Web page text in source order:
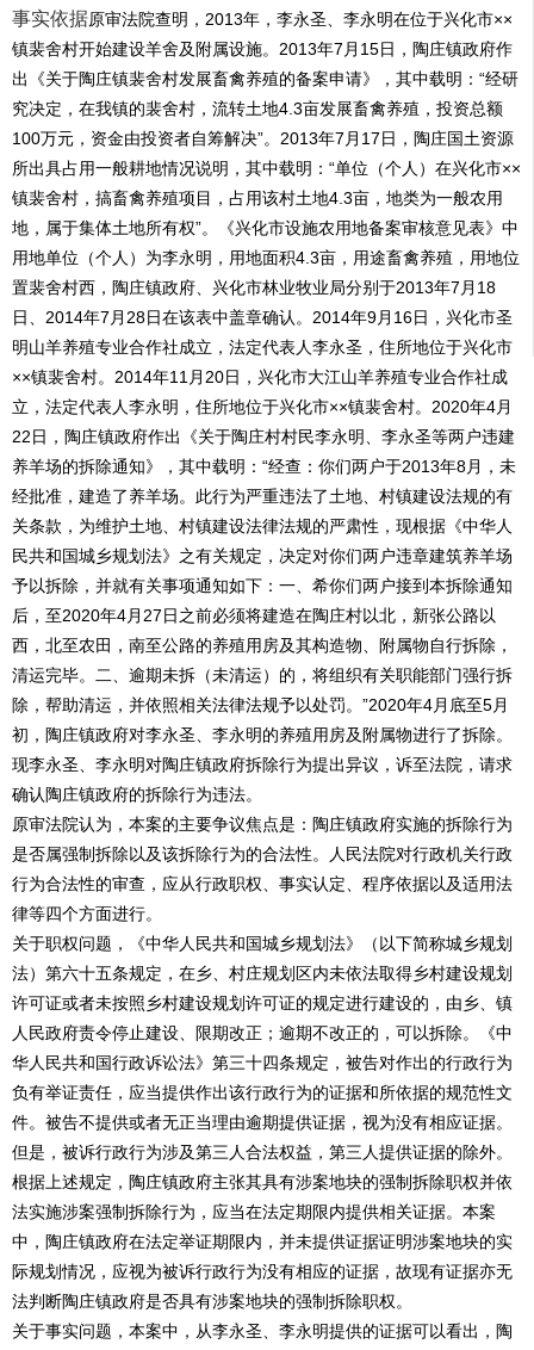
事实依据原审法院查明，2013年，李永圣、李永明在位于兴化市××
镇裴舍村开始建设羊舍及附属设施。2013年7月15日，陶庄镇政府作
出《关于陶庄镇裴舍村发展畜禽养殖的备案申请》，其中载明：“经研
究决定，在我镇的裴舍村，流转土地4.3亩发展畜禽养殖，投资总额
100万元，资金由投资者自筹解决”。2013年7月17日，陶庄国土资源
所出具占用一般耕地情况说明，其中载明：“单位（个人）在兴化市××
镇裴舍村，搞畜禽养殖项目，占用该村土地4.3亩，地类为一般农用
地，属于集体土地所有权”。《兴化市设施农用地备案审核意见表》中
用地单位（个人）为李永明，用地面积4.3亩，用途畜禽养殖，用地位
置裴舍村西，陶庄镇政府、兴化市林业牧业局分别于2013年7月18
日、2014年7月28日在该表中盖章确认。2014年9月16日，兴化市圣
明山羊养殖专业合作社成立，法定代表人李永圣，住所地位于兴化市
××镇裴舍村。2014年11月20日，兴化市大江山羊养殖专业合作社成
立，法定代表人李永明，住所地位于兴化市××镇裴舍村。2020年4月
22日，陶庄镇政府作出《关于陶庄村村民李永明、李永圣等两户违建
养羊场的拆除通知》，其中载明：“经查：你们两户于2013年8月，未
经批准，建造了养羊场。此行为严重违法了土地、村镇建设法规的有
关条款，为维护土地、村镇建设法律法规的严肃性，现根据《中华人
民共和国城乡规划法》之有关规定，决定对你们两户违章建筑养羊场
予以拆除，并就有关事项通知如下：一、希你们两户接到本拆除通知
后，至2020年4月27日之前必须将建造在陶庄村以北，新张公路以
西，北至农田，南至公路的养殖用房及其构造物、附属物自行拆除，
清运完毕。二、逾期未拆（未清运）的，将组织有关职能部门强行拆
除，帮助清运，并依照相关法律法规予以处罚。”2020年4月底至5月
初，陶庄镇政府对李永圣、李永明的养殖用房及附属物进行了拆除。
现李永圣、李永明对陶庄镇政府拆除行为提出异议，诉至法院，请求
确认陶庄镇政府的拆除行为违法。
原审法院认为，本案的主要争议焦点是：陶庄镇政府实施的拆除行为
是否属强制拆除以及该拆除行为的合法性。人民法院对行政机关行政
行为合法性的审查，应从行政职权、事实认定、程序依据以及适用法
律等四个方面进行。
关于职权问题，《中华人民共和国城乡规划法》（以下简称城乡规划
法）第六十五条规定，在乡、村庄规划区内未依法取得乡村建设规划
许可证或者未按照乡村建设规划许可证的规定进行建设的，由乡、镇
人民政府责令停止建设、限期改正；逾期不改正的，可以拆除。《中
华人民共和国行政诉讼法》第三十四条规定，被告对作出的行政行为
负有举证责任，应当提供作出该行政行为的证据和所依据的规范性文
件。被告不提供或者无正当理由逾期提供证据，视为没有相应证据。
但是，被诉行政行为涉及第三人合法权益，第三人提供证据的除外。
根据上述规定，陶庄镇政府主张其具有涉案地块的强制拆除职权并依
法实施涉案强制拆除行为，应当在法定期限内提供相关证据。本案
中，陶庄镇政府在法定举证期限内，并未提供证据证明涉案地块的实
际规划情况，应视为被诉行政行为没有相应的证据，故现有证据亦无
法判断陶庄镇政府是否具有涉案地块的强制拆除职权。
关于事实问题，本案中，从李永圣、李永明提供的证据可以看出，陶